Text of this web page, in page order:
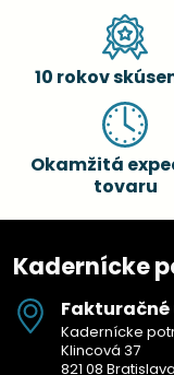
10 rokov
Okamžitá
tovaru
Kadernícke
Fakturačné
Kadernícke
Klincová 37
821 08 Bratislava